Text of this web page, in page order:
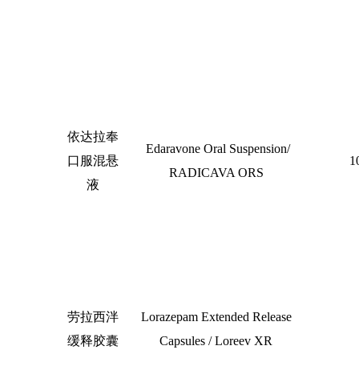
依达拉奉
口服混悬
液
Edaravone Oral Suspension/
RADICAVA ORS
劳拉西泮
缓释胶囊
Lorazepam Extended Release
Capsules / Loreev XR